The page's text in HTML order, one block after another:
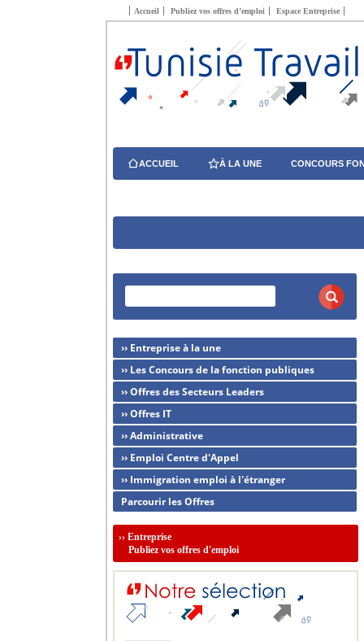
Accueil Publiez vos offres d’emploi Espace Entreprise
ACCUEIL À LA UNE CONCOURS
›› Entreprise à la une
›› Les Concours de la fonction publiques
›› Offres des Secteurs Leaders
›› Offres IT
›› Administrative
›› Emploi Centre d'Appel
›› Immigration emploi à l'étranger
Parcourir les Offres
›› Entreprise
Publiez vos offres d'emploi